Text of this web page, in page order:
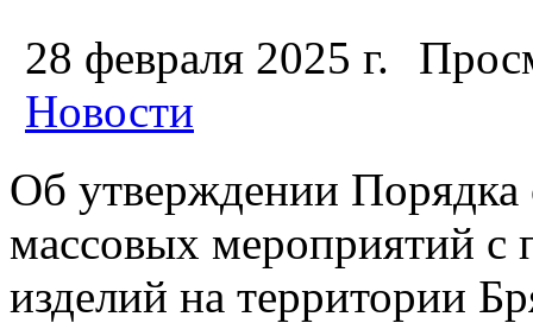
28 февраля 2025 г.
Новости
Об утверждении Порядка
массовых мероприятий с
изделий на территории